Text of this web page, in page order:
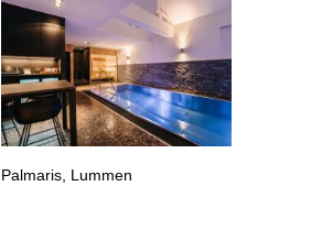
Palmaris, Lummen